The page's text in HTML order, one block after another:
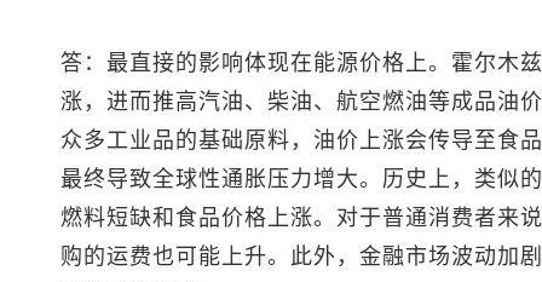
答：最直接的影响体现在能源价格上。霍尔木
涨，进而推高汽油、柴油、航空燃油等成品油
众多工业品的基础原料，油价上涨会传导至食
最终导致全球性通胀压力增大。历史上，类似
燃料短缺和食品价格上涨。对于普通消费者来
购的运费也可能上升。此外，金融市场波动加